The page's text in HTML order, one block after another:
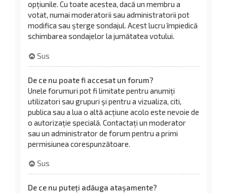
opțiunile. Cu toate acestea, dacă un membru a
votat, numai moderatorii sau administratorii pot
modifica sau șterge sondajul. Acest lucru împiedică
schimbarea sondajelor la jumătatea votului.
Sus
De ce nu poate fi accesat un forum?
Unele forumuri pot fi limitate pentru anumiți
utilizatori sau grupuri și pentru a vizualiza, citi,
publica sau a lua o altă acțiune acolo este nevoie de
o autorizație specială. Contactați un moderator
sau un administrator de forum pentru a primi
permisiunea corespunzătoare.
Sus
De ce nu puteți adăuga atașamente?